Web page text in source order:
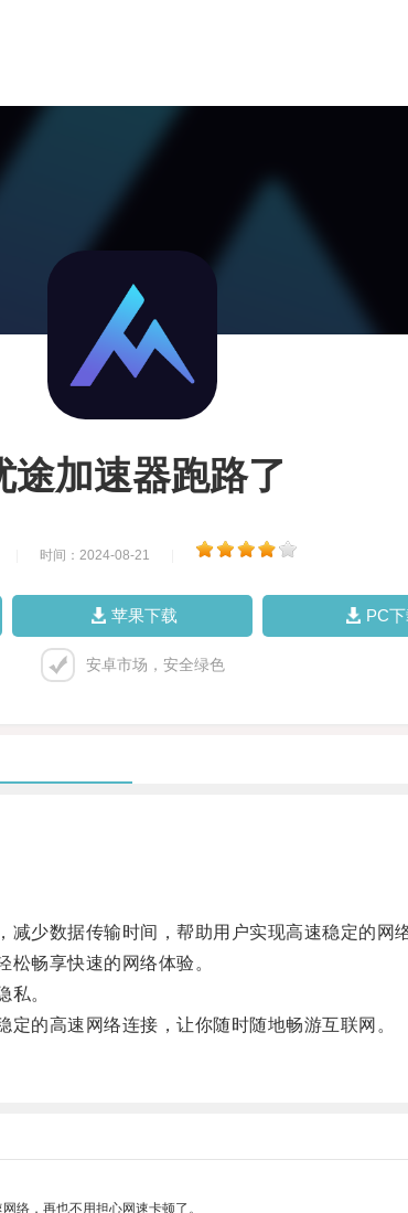
途加速器跑路了
时间：2024-08-21
苹果下载 PC
安卓市场，安全绿色
少数据传输时间，帮助用户实现高速稳定的网络
畅享快速的网络体验。
。
的高速网络连接，让你随时随地畅游互联网。
络，再也不用担心网速卡顿了。